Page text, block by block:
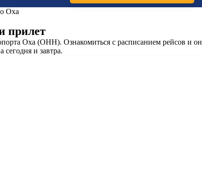
Оха
прилет
Оха (OHH). Ознакомиться с расписанием рейсов и
и завтра.